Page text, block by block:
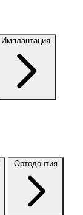
Имплантация
Ортодонтия